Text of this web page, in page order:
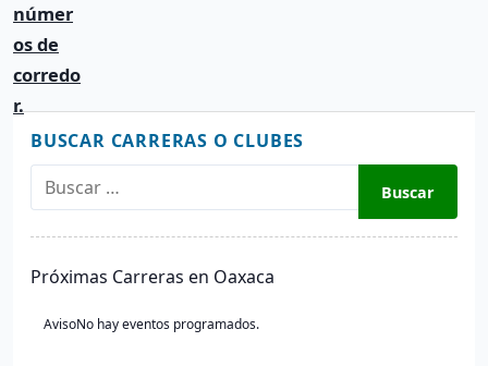
BUSCAR CARRERAS O CLUBES
a
Próximas Carreras en Oaxaca
AvisoNo hay eventos programados.